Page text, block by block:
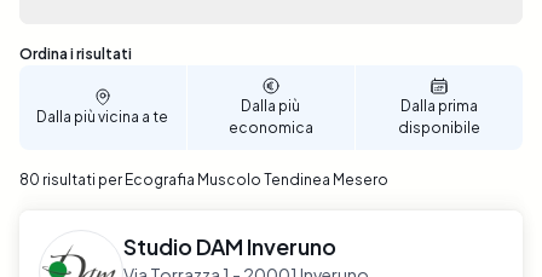
Sono stati trovati 80 risultati
Ordina i risultati
Dalla più vicina a te
Dalla più
economica
Dalla prima
disponibile
80 risultati per Ecografia Muscolo Tendinea Mesero
Studio DAM Inveruno